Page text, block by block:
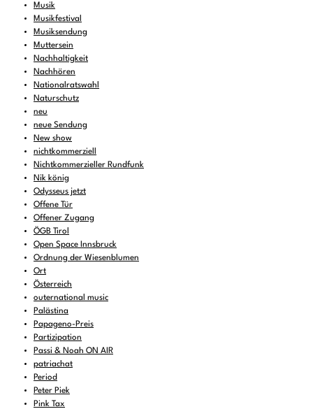
Musik
Musikfestival
Musiksendung
Muttersein
Nachhaltigkeit
Nachhören
Nationalratswahl
Naturschutz
neu
neue Sendung
New show
nichtkommerziell
Nichtkommerzieller Rundfunk
Nik könig
Odysseus jetzt
Offene Tür
Offener Zugang
ÖGB Tirol
Open Space Innsbruck
Ordnung der Wiesenblumen
Ort
Österreich
outernational music
Palästina
Papageno-Preis
Partizipation
Passi & Noah ON AIR
patriachat
Period
Peter Piek
Pink Tax